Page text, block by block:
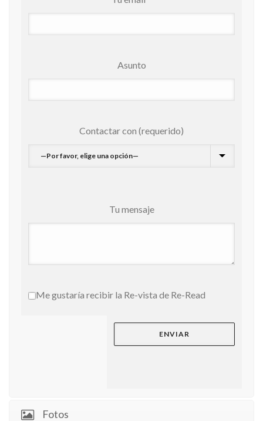
Asunto
Contactar con (requerido)
Tu mensaje
Me gustaría recibir la Re-vista de Re-Read
Fotos